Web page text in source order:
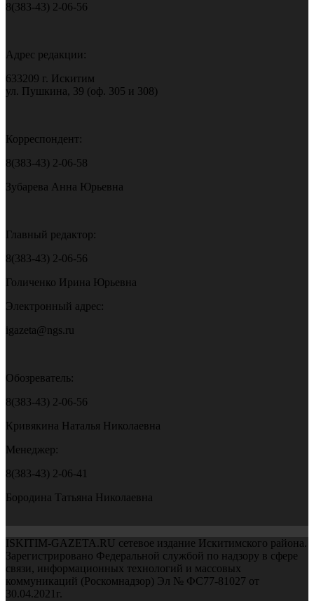
8(383-43) 2-06-56
Адрес редакции:
633209 г. Искитим
ул. Пушкина, 39 (оф. 305 и 308)
Корреспондент:
8(383-43) 2-06-58
Зубарева Анна Юрьевна
Главный редактор:
8(383-43) 2-06-56
Голиченко Ирина Юрьевна
Электронный адрес:
igazeta@ngs.ru
Обозреватель:
8(383-43) 2-06-56
Кривякина Наталья Николаевна
Менеджер:
8(383-43) 2-06-41
Бородина Татьяна Николаевна
ISKITIM-GAZETA.RU сетевое издание Искитимского района.
Зарегистрировано Федеральной службой по надзору в сфере
связи, информационных технологий и массовых
коммуникаций (Роскомнадзор) Эл № ФС77-81027 от
30.04.2021г.